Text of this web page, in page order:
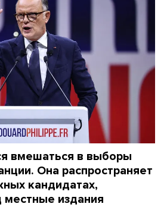
вмешаться в выборы
Она распространяет
кандидатах,
местные издания